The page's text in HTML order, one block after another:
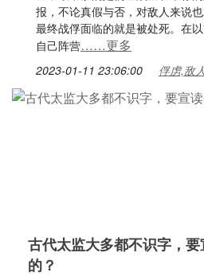
报，不论真假与否，对敌人来说
最终战俘面临的就是被处死。在
自己阵营……更多
2023-01-11 23:06:00 俘虏,敌
古代太监大多都不识字，
的？